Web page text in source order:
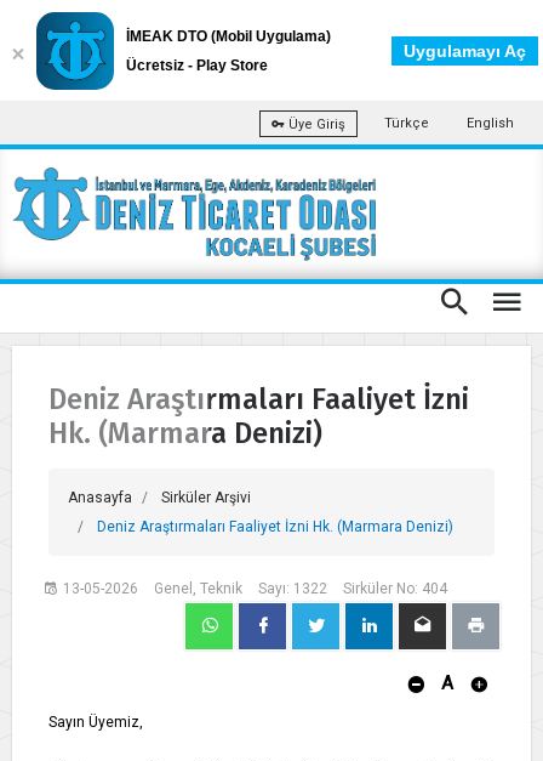
Üye Giriş Türkçe English
Deniz Araştırmaları Faaliyet İzni
Hk. (Marmara Denizi)
Anasayfa
Sirküler Arşivi
Deniz Araştırmaları Faaliyet İzni Hk. (Marmara Denizi)
13-05-2026 Genel, Teknik Sayı: 1322 Sirküler No: 404
A
Sayın Üyemiz,
İMEAK DTO (Mobil Uygulama)
Ücretsiz - Play Store
Uygulamayı Aç